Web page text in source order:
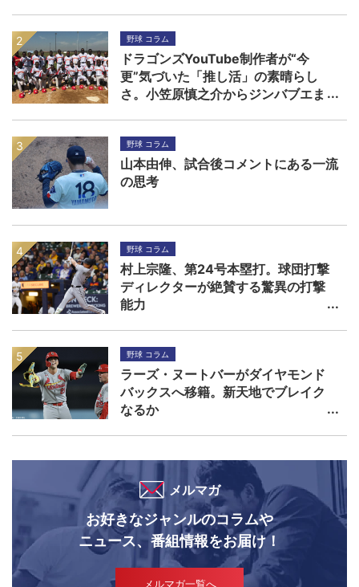
野球 コラム
ドラゴンズYouTube制作者が“今
更”気づいた「推し活」の素晴らし
さ。小笠原慎之介からジンバブエま
野球 コラム
山本由伸、試合後コメントにある一流
の思考
野球 コラム
村上宗隆、第24号本塁打。球団打撃
ディレクターが絶賛する驚異の打撃
能力
野球 コラム
ラーズ・ヌートバーがダイヤモンド
バックスへ移籍。新天地でブレイク
なるか
メルマガ
お好きなジャンルのコラムや
ニュース、番組情報をお届け！
メルマガ一覧へ